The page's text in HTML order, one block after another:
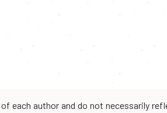
each author and do not necessarily